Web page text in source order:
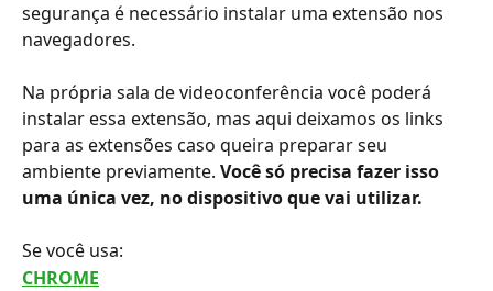
segurança é necessário instalar uma extensão nos
navegadores.
Na própria sala de videoconferência você poderá
instalar essa extensão, mas aqui deixamos os links
para as extensões caso queira preparar seu
ambiente previamente. Você só precisa fazer isso
uma única vez, no dispositivo que vai utilizar.
Se você usa:
CHROME